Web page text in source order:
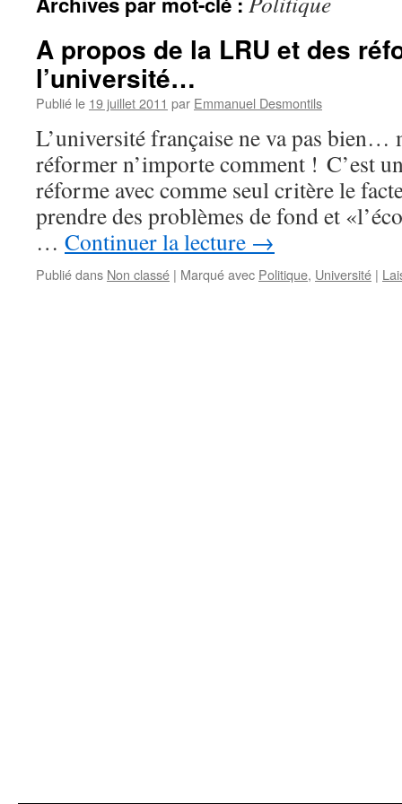
A propos de la LRU et des
l’université…
Publié le 19 juillet 2011 par Emmanuel Desmontils
L’université française ne va pas bien…
réformer n’importe comment ! C’est
réforme avec comme seul critère le
prendre des problèmes de fond et
… Continuer la lecture →
Publié dans Non classé | Marqué avec Politique, Université |